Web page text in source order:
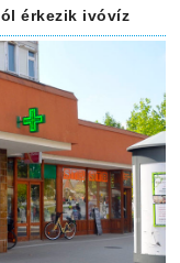
érkezik ivóvíz